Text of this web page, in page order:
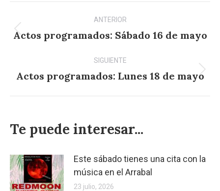
Navegación
entre
publicaciones
ANTERIOR
Publicación
Actos programados: Sábado 16 de mayo
SIGUIENTE
Publicación
Actos programados: Lunes 18 de mayo
Te puede interesar...
Este sábado tienes una cita con la
música en el Arrabal
23 julio, 2026